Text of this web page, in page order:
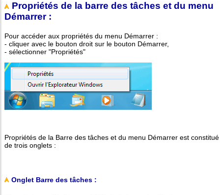
Propriétés de la barre des tâches et du menu
Démarrer :
Pour accéder aux propriétés du menu Démarrer :
- cliquer avec le bouton droit sur le bouton Démarrer,
- sélectionner "Propriétés"
Propriétés de la Barre des tâches et du menu Démarrer est constitué
de trois onglets :
Onglet Barre des tâches :